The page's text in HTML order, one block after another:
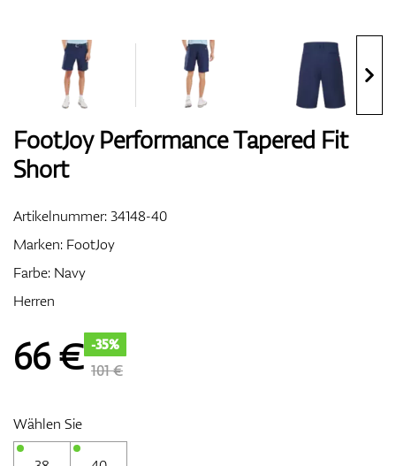
Bags
Entfernungsmesser & GPS
FootJoy Performance Tapered Fit
Short
Artikelnummer:34148-40
Marken: FootJoy
Farbe: Navy
Herren
66€ -35%
101 €
Wählen Sie